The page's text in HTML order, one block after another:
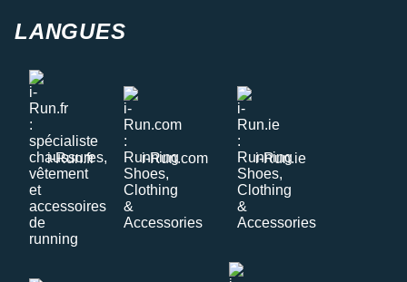
LANGUES
i-Run.fr i-Run.com i-Run.ie